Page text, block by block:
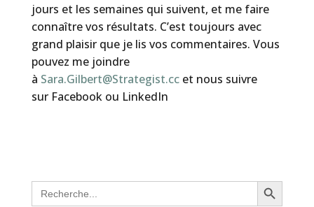
jours et les semaines qui suivent, et me faire
connaître vos résultats. C’est toujours avec
grand plaisir que je lis vos commentaires. Vous
pouvez me joindre
à Sara.Gilbert@Strategist.ccet nous suivre
sur Facebook ou LinkedIn
Search
for:
Search Button